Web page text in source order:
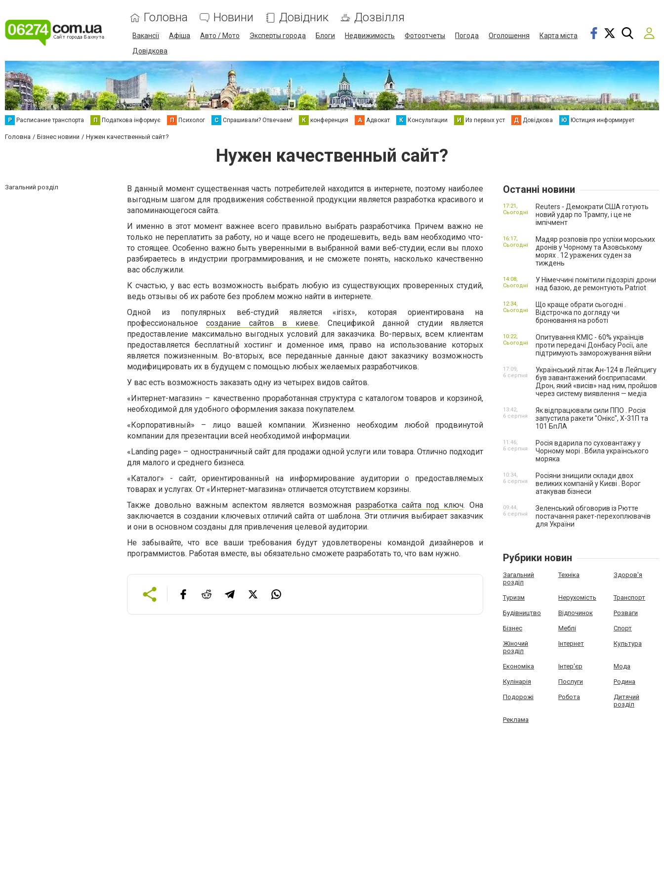
Головна Новини Довідник Дозвілля
Вакансії Афіша Авто / Мото Эксперты города Блоги Недвижимость Фотоотчеты Погода Оголошення
Карта міста
Довідкова
Р Расписание транспорта П Податкова інформує П Психолог С Спрашивали? Отвечаем! К конференция А Адвокат К Консультации И Из первых уст Д Довідкова Ю Юстиция информирует
Головна Бізнес новини Нужен качественный сайт?
Нужен качественный сайт?
Загальний розділ
В данный момент существенная часть потребителей находится в интернете, поэтому наиболее
выгодным шагом для продвижения собственной продукции является разработка красивого и
запоминающегося сайта.
И именно в этот момент важнее всего правильно выбрать разработчика. Причем важно не
только не переплатить за работу, но и чаще всего не продешевить, ведь вам необходимо что-
то стоящее. Особенно важно быть уверенными в выбранной вами веб-студии, если вы плохо
разбираетесь в индустрии программирования, и не сможете понять, насколько качественно
вас обслужили.
К счастью, у вас есть возможность выбрать любую из существующих проверенных студий,
ведь отзывы об их работе без проблем можно найти в интернете.
Одной из популярных веб-студий является «irisx», которая ориентирована на
профессиональноесоздание сайтов в киеве. Спецификой данной студии является
предоставление максимально выгодных условий для заказчика. Во-первых, всем клиентам
предоставляется бесплатный хостинг и доменное имя, право на использование которых
является пожизненным. Во-вторых, все переданные данные дают заказчику возможность
модифицировать их в будущем с помощью любых желаемых разработчиков.
У вас есть возможность заказать одну из четырех видов сайтов.
«Интернет-магазин» – качественно проработанная структура с каталогом товаров и корзиной,
необходимой для удобного оформления заказа покупателем.
«Корпоративный» – лицо вашей компании. Жизненно необходим любой продвинутой
компании для презентации всей необходимой информации.
«Landing page» – одностраничный сайт для продажи одной услуги или товара. Отлично подходит
для малого и среднего бизнеса.
«Каталог» - сайт, ориентированный на информирование аудитории о предоставляемых
товарах и услугах. От «Интернет-магазина» отличается отсутствием корзины.
Также довольно важным аспектом является возможная разработка сайта под ключ. Она
заключается в создании ключевых отличий сайта от шаблона. Эти отличия выбирает заказчик
и они в основном созданы для привлечения целевой аудитории.
Не забывайте, что все ваши требования будут удовлетворены командой дизайнеров и
программистов. Работая вместе, вы обязательно сможете разработать то, что вам нужно.
Останні новини
Reuters - Демократи США готують
новий удар по Трампу, і це не
імпічмент
17:21,
Сьогодні
Мадяр розповів про успіхи морських
дронів у Чорному та Азовському
морях . 12 уражених суден за
тиждень
16:17,
Сьогодні
У Німеччині помітили підозрілі дрони
над базою, де ремонтують Patriot
14:08,
Сьогодні
Що краще обрати сьогодні .
Відстрочка по догляду чи
бронювання на роботі
12:34,
Сьогодні
Опитування КМІС - 60% українців
проти передачі Донбасу Росії, але
підтримують заморожування війни
10:22,
Сьогодні
Український літак Ан-124 в Лейпцигу
був завантажений боєприпасами.
Дрон, який «висів» над ним, пройшов
через систему виявлення — медіа
17:09,
6 серпня
Як відпрацювали сили ППО . Росія
запустила ракети "Онікс", Х-31П та
101 БпЛА
13:42,
6 серпня
Росія вдарила по суховантажу у
Чорному морі . Вбила українського
моряка
11:46,
6 серпня
Росіяни знищили склади двох
великих компаній у Києві . Ворог
атакував бізнеси
10:34,
6 серпня
Зеленський обговорив із Рютте
постачання ракет-перехоплювачів
для України
09:44,
6 серпня
Рубрики новин
Загальний
розділ
Техніка Здоров'я
Туризм Нерухомість Транспорт
Будівництво Відпочинок Розваги
Бізнес Меблі Спорт
Жіночий
розділ
Інтернет Культура
Економіка Інтер'єр Мода
Кулінарія Послуги Родина
Подорожі Робота
Дитячий
розділ
Реклама